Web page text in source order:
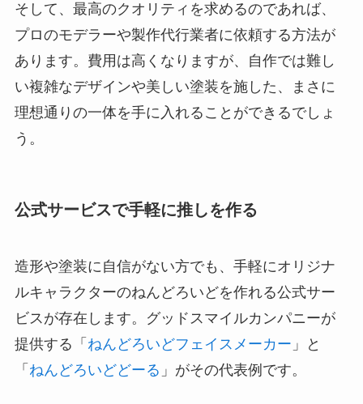
そして、最高のクオリティを求めるのであれば、
プロのモデラーや製作代行業者に依頼する方法が
あります。費用は高くなりますが、自作では難し
い複雑なデザインや美しい塗装を施した、まさに
理想通りの一体を手に入れることができるでしょ
う。
公式サービスで手軽に推しを作る
造形や塗装に自信がない方でも、手軽にオリジナ
ルキャラクターのねんどろいどを作れる公式サー
ビスが存在します。グッドスマイルカンパニーが
提供する「 ねんどろいどフェイスメーカー 」と
「 ねんどろいどどーる 」がその代表例です。